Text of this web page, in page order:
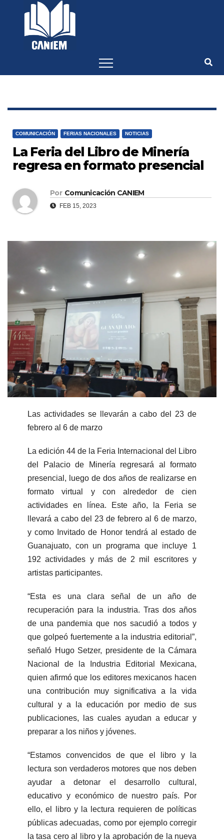
COMUNICACIÓN FERIAS NACIONALES NOTICIAS
La Feria del Libro de Minería
regresa en formato presencial
Por Comunicación CANIEM
FEB 15, 2023
Las actividades se llevarán a cabo del 23 de
febrero al 6 de marzo
La edición 44 de la Feria Internacional del Libro
del Palacio de Minería regresará al formato
presencial, luego de dos años de realizarse en
formato virtual y con alrededor de cien
actividades en línea. Este año, la Feria se
llevará a cabo del 23 de febrero al 6 de marzo,
y como Invitado de Honor tendrá al estado de
Guanajuato, con un programa que incluye 1
192 actividades y más de 2 mil escritores y
artistas participantes.
“Esta es una clara señal de un año de
recuperación para la industria. Tras dos años
de una pandemia que nos sacudió a todos y
que golpeó fuertemente a la industria editorial”,
señaló Hugo Setzer, presidente de la Cámara
Nacional de la Industria Editorial Mexicana,
quien afirmó que los editores mexicanos hacen
una contribución muy significativa a la vida
cultural y a la educación por medio de sus
publicaciones, las cuales ayudan a educar y
preparar a los niños y jóvenes.
“Estamos convencidos de que el libro y la
lectura son verdaderos motores que nos deben
ayudar a detonar el desarrollo cultural,
educativo y económico de nuestro país. Por
ello, el libro y la lectura requieren de políticas
públicas adecuadas, como por ejemplo corregir
la tasa cero al libro y la aprobación de la nueva